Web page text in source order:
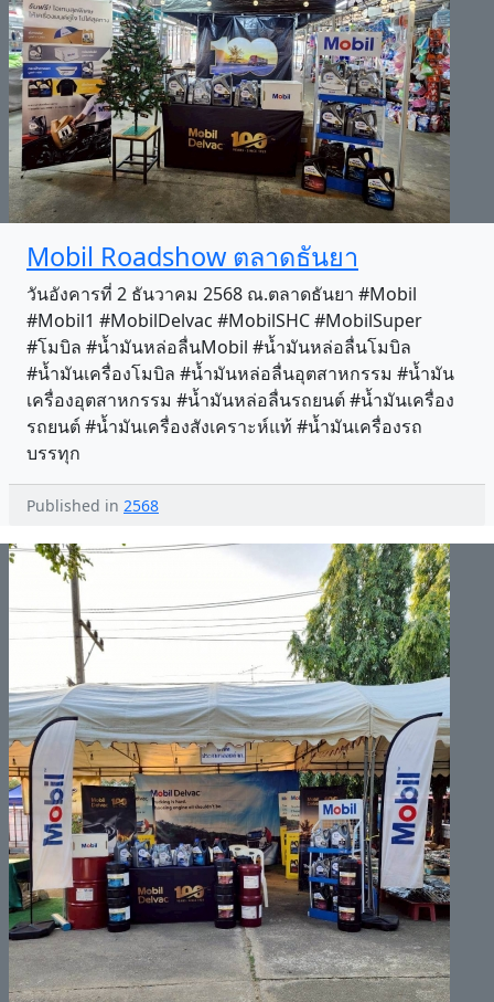
Mobil Roadshow ตลาดธันยา
วันอังคารที่ 2 ธันวาคม 2568 ณ.ตลาดธันยา #Mobil
#Mobil1 #MobilDelvac #MobilSHC #MobilSuper
#โมบิล #น้ำมันหล่อลื่นMobil #น้ำมันหล่อลื่นโมบิล
#น้ำมันเครื่องโมบิล #น้ำมันหล่อลื่นอุตสาหกรรม #น้ำมัน
เครื่องอุตสาหกรรม #น้ำมันหล่อลื่นรถยนต์ #น้ำมันเครื่อง
รถยนต์ #น้ำมันเครื่องสังเคราะห์แท้ #น้ำมันเครื่องรถ
บรรทุก
Published in 2568